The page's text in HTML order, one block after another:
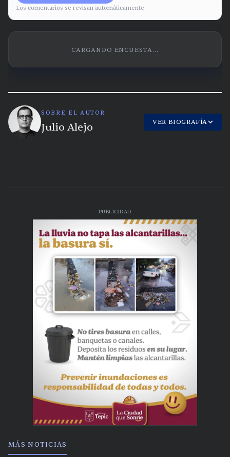
Los comentarios se revisan automáticamente.
CARGANDO ENCUESTA...
SOBRE EL AUTOR
Julio Alejo VER BIOGRAFÍA
PUBLICIDAD
MÁS NOTICIAS